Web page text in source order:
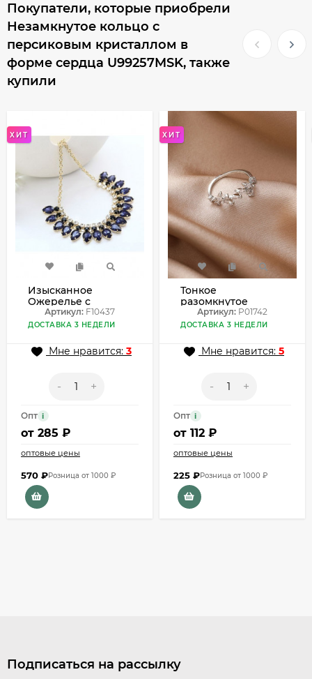
Покупатели, которые приобрели
Незамкнутое кольцо с
персиковым кристаллом в
форме сердца U99257MSK, также
купили
ХИТ
Изысканное
Ожерелье с
веером из темных
кристаллов F10437
Артикул: F10437
ДОСТАВКА 3 НЕДЕЛИ
Мне нравится: 3
- +
Опт i
от 285 ₽
оптовые цены
570 ₽Розница от 1000 ₽
ХИТ
Тонкое
разомкнутое
кольцо с цветами и
камнями P01742
Артикул: P01742
ДОСТАВКА 3 НЕДЕЛИ
Мне нравится: 5
- +
Опт i
от 112 ₽
оптовые цены
225 ₽Розница от 1000 ₽
Подписаться на рассылку